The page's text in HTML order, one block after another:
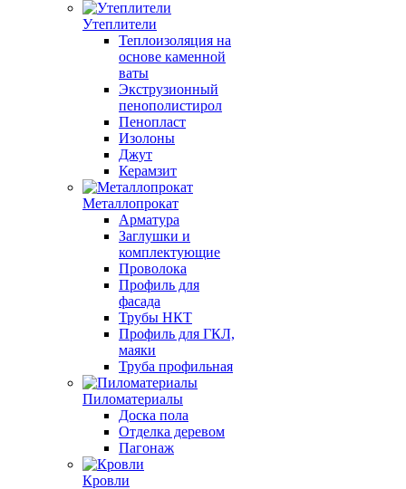
Утеплители
Теплоизоляция на
основе каменной
ваты
Экструзионный
пенополистирол
Пенопласт
Изолоны
Джут
Керамзит
Металлопрокат
Арматура
Заглушки и
комплектующие
Проволока
Профиль для
фасада
Трубы НКТ
Профиль для ГКЛ,
маяки
Труба профильная
Пиломатериалы
Доска пола
Отделка деревом
Пагонаж
Кровли